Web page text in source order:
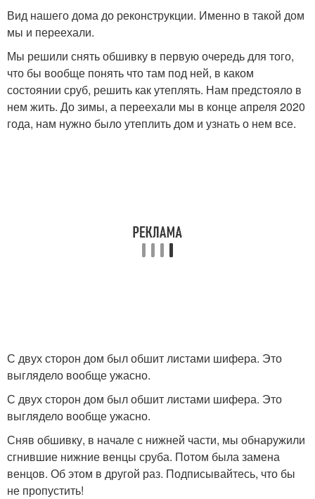
Вид нашего дома до реконструкции. Именно в такой дом
мы и переехали.
Мы решили снять обшивку в первую очередь для того,
что бы вообще понять что там под ней, в каком
состоянии сруб, решить как утеплять. Нам предстояло в
нем жить. До зимы, а переехали мы в конце апреля 2020
года, нам нужно было утеплить дом и узнать о нем все.
С двух сторон дом был обшит листами шифера. Это
выглядело вообще ужасно.
С двух сторон дом был обшит листами шифера. Это
выглядело вообще ужасно.
Сняв обшивку, в начале с нижней части, мы обнаружили
сгнившие нижние венцы сруба. Потом была замена
венцов. Об этом в другой раз. Подписывайтесь, что бы
не пропустить!